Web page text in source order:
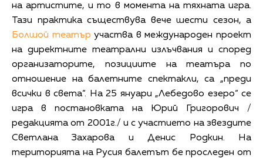
на артистите, и то в момента на тяхната игра.
Тази практика съществува вече шести сезон, а
Болшой театър участва в международен проект
на директните театрални излъчвания и според
организаторите, позициите на театъра по
отношение на балетните спектакли, са „преди
всички в света“. На 25 януари „Лебедово езеро“ се
игра в постановката на Юрий Григорович /
редакцията от 2001г./ и с участието на звездите
Светлана Захарова и Денис Родкин. На
територията на Русия балетът бе проследен от